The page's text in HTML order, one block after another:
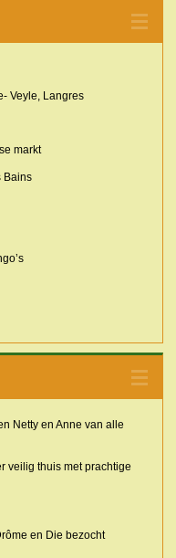
Veyle, Langres
markt
Bains
Netty en Anne van alle
veilig thuis met prachtige
en Die bezocht